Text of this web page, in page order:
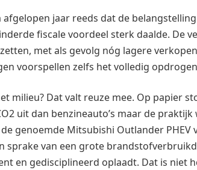
afgelopen jaar reeds dat de
fiscale voordeel sterk daalde. De
met als gevolg nóg lagere
voorspellen zelfs het volledig
milieu? Dat valt reuze mee. Op papier
uit dan benzineauto’s maar de
genoemde Mitsubishi Outlander
sprake van een grote
en gedisciplineerd oplaadt. Dat is niet